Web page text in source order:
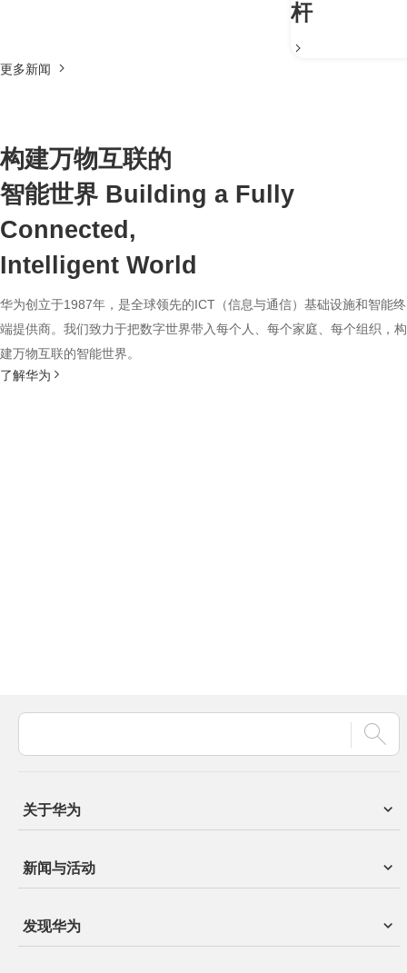
杆
更多新闻
构建万物互联的
智能世界 Building a Fully
Connected,
Intelligent World
华为创立于1987年，是全球领先的ICT（信息与通信）基础设施和智能终
端提供商。我们致力于把数字世界带入每个人、每个家庭、每个组织，构
建万物互联的智能世界。
了解华为
关于华为
新闻与活动
发现华为